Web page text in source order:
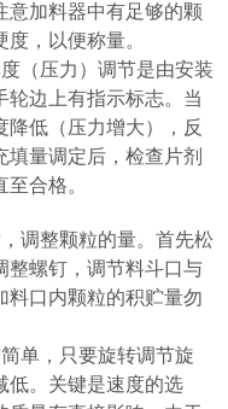
意加料器中有足够的颗
，以便称量。
（压力 ）调节是由安装
轮边上有指示标志。当
降低 （压力增大）
，反
填量调定后，检查片剂
合格。
调整颗粒的量。首先松
整螺钉，调节料斗口与
料口内颗粒的积贮量勿
单，只要旋转调节旋
低。关键是速度的选